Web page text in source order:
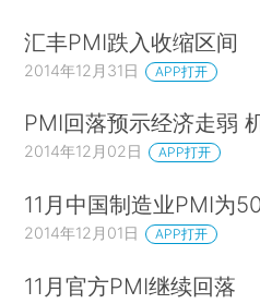
汇丰PMI跌入收缩区间
2014年12月31日 APP打开
PMI回落预示经济走弱
2014年12月02日 APP打开
11月中国制造业PMI为
2014年12月01日 APP打开
11月官方PMI继续回落